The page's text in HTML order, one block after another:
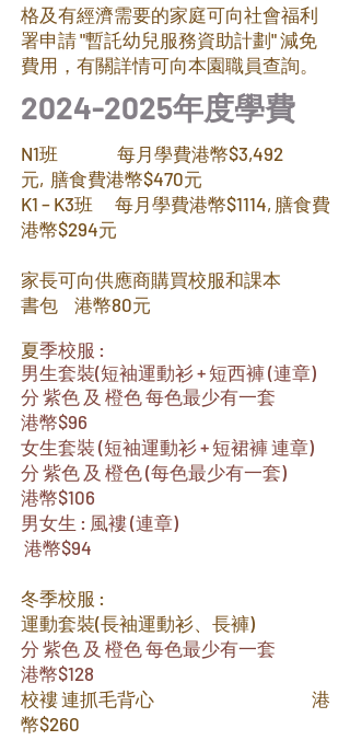
格及有經濟需要的家庭可向社會福利
署申請 "暫託幼兒服務資助計劃" 減免
費用，有關詳情可向本園職員查詢。
2024-2025年度學費
N1班 每月學費港幣$3,492
元, 膳食費港幣$470元
K1 – K3班 每月學費港幣$1114, 膳食費
港幣$294元
家長可向供應商購買校服和課本
書包 港幣80元
夏季校服 :
男生套裝(短袖運動衫 + 短西褲 (連章)
分 紫色 及 橙色 每色最少有一套
港幣$96
女生套裝 (短袖運動衫 + 短裙褲 連章)
分 紫色 及 橙色 (每色最少有一套)
港幣$106
男女生 : 風褸 (連章)
港幣$94
冬季校服 :
運動套裝(長袖運動衫、長褲)
分 紫色 及 橙色 每色最少有一套
港幣$128
校褸 連抓毛背心 港
幣$260